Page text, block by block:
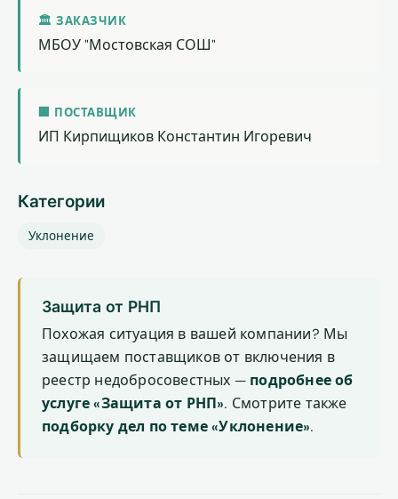
🏛 ЗАКАЗЧИК
МБОУ "Мостовская СОШ"
🏢 ПОСТАВЩИК
ИП Кирпищиков Константин Игоревич
Категории
Уклонение
Защита от РНП
Похожая ситуация в вашей компании? Мы
защищаем поставщиков от включения в
реестр недобросовестных — подробнее об
услуге «Защита от РНП». Смотрите также
подборку дел по теме «Уклонение».